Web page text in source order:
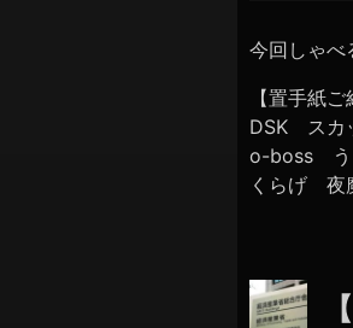
今回しゃ
【置手紙
DSK スカ
o-boss う
くらげ 夜